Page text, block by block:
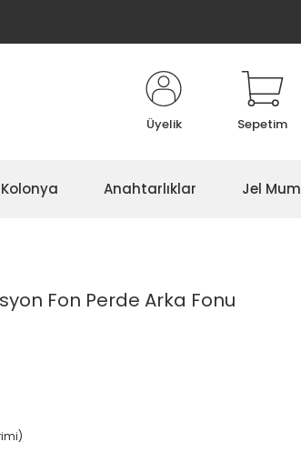
Üyelik Sepetim
Kolonya Anahtarlıklar Jel
Fon Perde Arka Fonu